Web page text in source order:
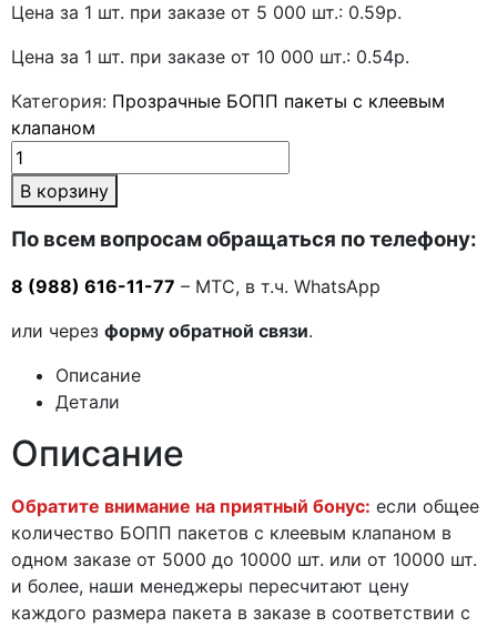
Цена за 1 шт. при заказе от 5 000 шт.: 0.59р.
Цена за 1 шт. при заказе от 10 000 шт.: 0.54р.
Категория: Прозрачные БОПП пакеты с клеевым
клапаном
В корзину
По всем вопросам обращаться по телефону:
8 (988) 616-11-77 – МТС, в т.ч. WhatsApp
или через форму обратной связи.
Описание
Детали
Описание
Обратите внимание на приятный бонус: если общее
количество БОПП пакетов с клеевым клапаном в
одном заказе от 5000 до 10000 шт. или от 10000 шт.
и более, наши менеджеры пересчитают цену
каждого размера пакета в заказе в соответствии с